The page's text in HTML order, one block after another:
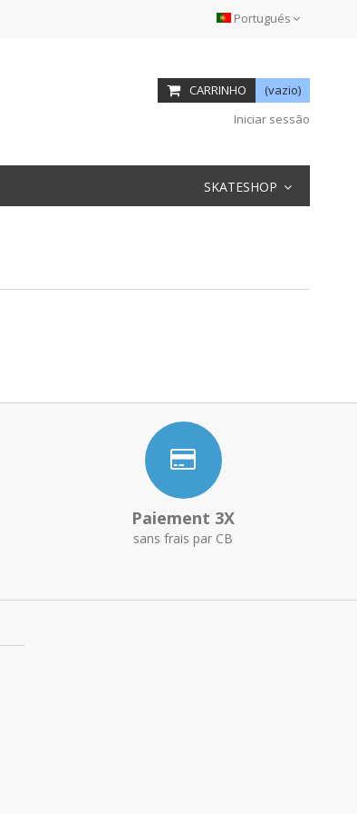
Portugués
CARRINHO
(vazio)
Iniciar sessão
SKATESHOP
Paiement 3X
sans frais par CB